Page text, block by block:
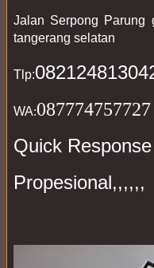
Jalan Serpong Parung
tangerang selatan
Tlp:08212481304
WA:087774757727
Quick Response
Propesional,,,,,,